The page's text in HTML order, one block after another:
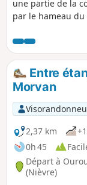
une partie de la
par le hameau du
le Chemin du
unique. Vous
ainsi que sur le
aurez ainsi
l'identique en
Tacot. Vous
végétales pour
pourrez
wagon bleu qui
métrique comme
Entre
Morvan
2,37 km
0h 45
Départ à
(Nièvre)